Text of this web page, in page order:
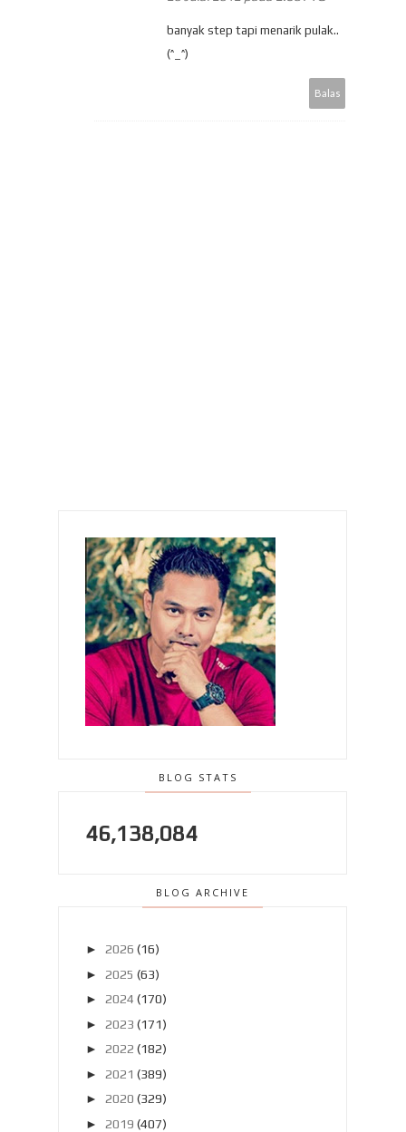
banyak step tapi menarik pulak..
(^_^)
Balas
BLOG STATS
46,138,084
BLOG ARCHIVE
► 2026 (16)
► 2025 (63)
► 2024 (170)
► 2023 (171)
► 2022 (182)
► 2021 (389)
► 2020 (329)
► 2019 (407)